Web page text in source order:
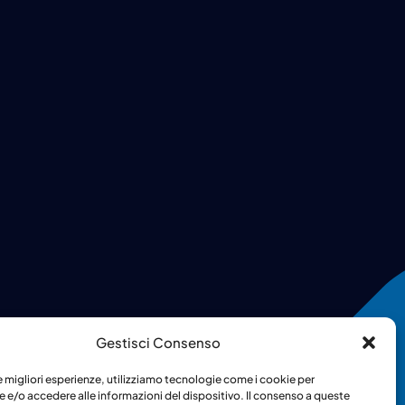
Gestisci Consenso
migliori esperienze, utilizziamo tecnologie come i cookie per
e/o accedere alle informazioni del dispositivo. Il consenso a queste